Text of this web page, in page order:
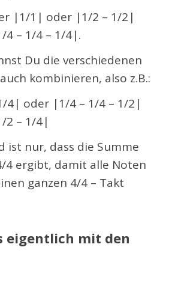
|1/1| oder |1/2 – 1/2|
4 – 1/4 – 1/4|.
Du die verschiedenen
kombinieren, also z.B.:
4| oder |1/4 – 1/4 – 1/2|
2 – 1/4|
ist nur, dass die Summe
4 ergibt, damit alle Noten
ganzen 4/4 – Takt
eigentlich mit den